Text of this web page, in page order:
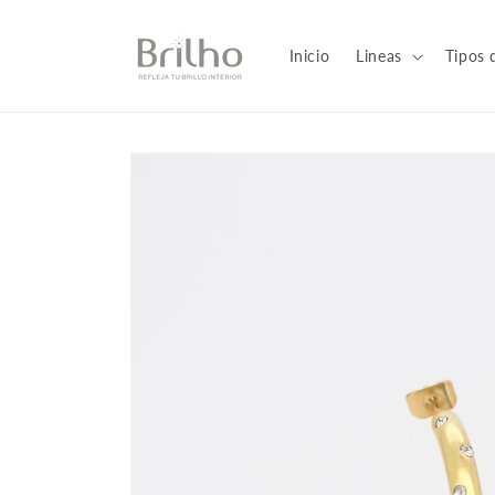
Inicio Lineas Tipos